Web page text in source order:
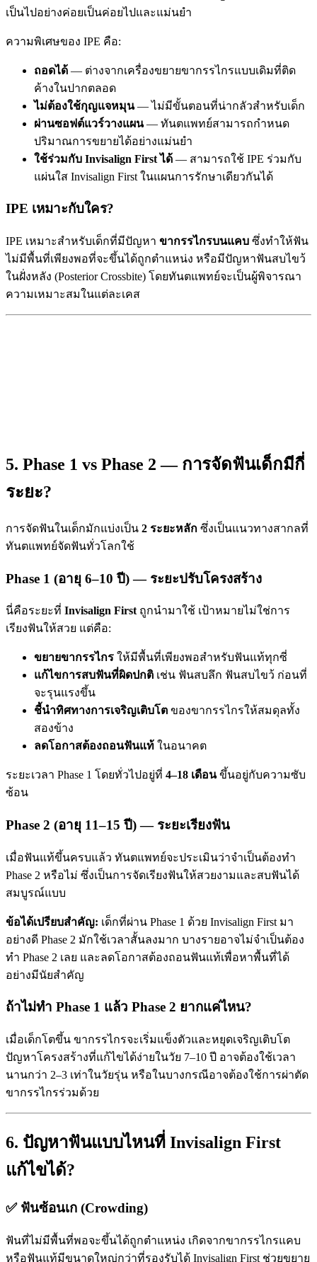
เป็นไปอย่างค่อยเป็นค่อยไปและแม่นยำ
ความพิเศษของ IPE คือ:
ถอดได้ — ต่างจากเครื่องขยายขากรรไกรแบบเดิมที่ติด
ค้างในปากตลอด
ไม่ต้องใช้กุญแจหมุน— ไม่มีขั้นตอนที่น่ากลัวสำหรับเด็ก
ผ่านซอฟต์แวร์วางแผน— ทันตแพทย์สามารถกำหนด
ปริมาณการขยายได้อย่างแม่นยำ
ใช้ร่วมกับ Invisalign First ได้ — สามารถใช้ IPE ร่วมกับ
แผ่นใส Invisalign First ในแผนการรักษาเดียวกันได้
IPE เหมาะกับใคร?
IPE เหมาะสำหรับเด็กที่มีปัญหา ขากรรไกรบนแคบ ซึ่งทำให้ฟัน
ไม่มีพื้นที่เพียงพอที่จะขึ้นได้ถูกตำแหน่ง หรือมีปัญหาฟันสบไขว้
ในฝั่งหลัง (Posterior Crossbite) โดยทันตแพทย์จะเป็นผู้พิจารณา
ความเหมาะสมในแต่ละเคส
5. Phase 1 vs Phase 2 — การจัดฟันเด็กมีกี่
ระยะ?
การจัดฟันในเด็กมักแบ่งเป็น 2 ระยะหลัก ซึ่งเป็นแนวทางสากลที่
ทันตแพทย์จัดฟันทั่วโลกใช้
Phase 1 (อายุ 6–10 ปี) — ระยะปรับโครงสร้าง
นี่คือระยะที่ Invisalign First ถูกนำมาใช้ เป้าหมายไม่ใช่การ
เรียงฟันให้สวย แต่คือ:
ขยายขากรรไกร ให้มีพื้นที่เพียงพอสำหรับฟันแท้ทุกซี่
แก้ไขการสบฟันที่ผิดปกติ เช่น ฟันสบลึก ฟันสบไขว้ ก่อนที่
จะรุนแรงขึ้น
ชี้นำทิศทางการเจริญเติบโต ของขากรรไกรให้สมดุลทั้ง
สองข้าง
ลดโอกาสต้องถอนฟันแท้ ในอนาคต
ระยะเวลา Phase 1 โดยทั่วไปอยู่ที่ 4–18 เดือนขึ้นอยู่กับความซับ
ซ้อน
Phase 2 (อายุ 11–15 ปี) — ระยะเรียงฟัน
เมื่อฟันแท้ขึ้นครบแล้ว ทันตแพทย์จะประเมินว่าจำเป็นต้องทำ
Phase 2 หรือไม่ ซึ่งเป็นการจัดเรียงฟันให้สวยงามและสบฟันได้
สมบูรณ์แบบ
ข้อได้เปรียบสำคัญ: เด็กที่ผ่าน Phase 1 ด้วย Invisalign First มา
อย่างดี Phase 2 มักใช้เวลาสั้นลงมาก บางรายอาจไม่จำเป็นต้อง
ทำ Phase 2 เลย และลดโอกาสต้องถอนฟันแท้เพื่อหาพื้นที่ได้
อย่างมีนัยสำคัญ
ถ้าไม่ทำ Phase 1 แล้ว Phase 2 ยากแค่ไหน?
เมื่อเด็กโตขึ้น ขากรรไกรจะเริ่มแข็งตัวและหยุดเจริญเติบโต
ปัญหาโครงสร้างที่แก้ไขได้ง่ายในวัย 7–10 ปี อาจต้องใช้เวลา
นานกว่า 2–3 เท่าในวัยรุ่น หรือในบางกรณีอาจต้องใช้การผ่าตัด
ขากรรไกรร่วมด้วย
6. ปัญหาฟันแบบไหนที่ Invisalign First
แก้ไขได้?
✅ ฟันซ้อนเก (Crowding)
ฟันที่ไม่มีพื้นที่พอจะขึ้นได้ถูกตำแหน่ง เกิดจากขากรรไกรแคบ
หรือฟันแท้มีขนาดใหญ่กว่าที่รองรับได้ Invisalign First ช่วยขยาย